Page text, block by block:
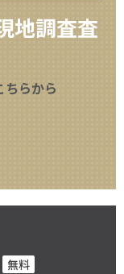
地調査査
ちらから
無料